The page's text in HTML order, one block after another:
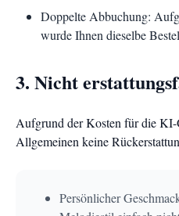
Doppelte Abbuchung:
wurde Ihnen dieselbe
3. Nicht
Aufgrund der Kosten für die
Allgemeinen keine
Persönlicher